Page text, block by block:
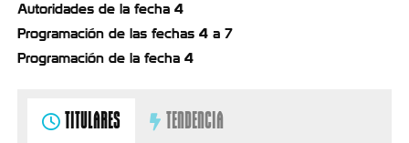
Autoridades de la fecha 4
Programación de las fechas 4 a 7
Programación de la fecha 4
TITULARES TENDENCIA